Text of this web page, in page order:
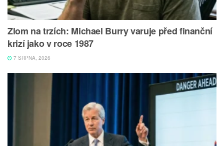
Zlom na trzích: Michael Burry varuje před finanční
krizí jako v roce 1987
7 SRPNA, 2026